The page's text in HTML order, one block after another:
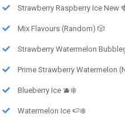
Strawberry Raspberry Ice New
Mix Flavours (Random) 🎲
Strawberry Watermelon
Prime Strawberry Watermelon
Blueberry Ice 🫐❄️
Watermelon Ice 🍉❄️